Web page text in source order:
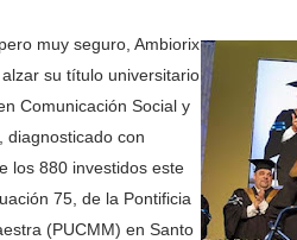
muy seguro, Ambiorix
su título universitario
Comunicación Social y
diagnosticado con
los 880 investidos este
75, de la Pontificia
(PUCMM) en Santo